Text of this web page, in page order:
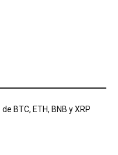
BTC, ETH, BNB y XRP